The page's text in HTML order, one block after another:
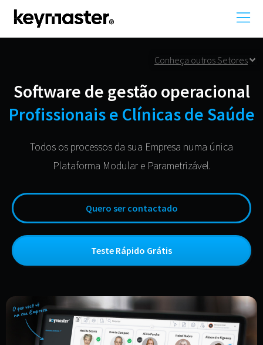
Conheça outros Setores
Software de gestão operacional
Profissionais e Clínicas de Saúde
Todos os processos da sua Empresa numa única
Plataforma Modular e Parametrizável.
Quero ser contactado
Teste Rápido Grátis